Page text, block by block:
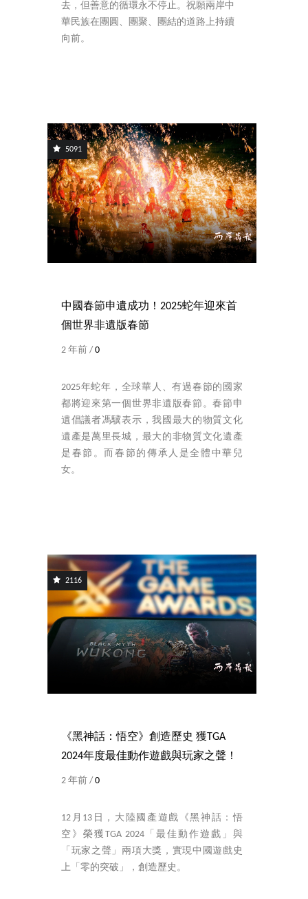
去，但善意的循環永不停止。祝願兩岸中
華民族在團圓、團聚、團結的道路上持續
向前。
5091
中國春節申遺成功！2025蛇年迎來首
個世界非遺版春節
2 年前 /0
2025年蛇年，全球華人、有過春節的國家
都將迎來第一個世界非遺版春節。春節申
遺倡議者馮驥表示，我國最大的物質文化
遺產是萬里長城，最大的非物質文化遺產
是春節。而春節的傳承人是全體中華兒
女。
2116
《黑神話：悟空》創造歷史 獲TGA
2024年度最佳動作遊戲與玩家之聲！
2 年前 / 0
12月13日，大陸國產遊戲《黑神話：悟
空》榮獲TGA 2024「最佳動作遊戲」與
「玩家之聲」兩項大獎，實現中國遊戲史
上「零的突破」，創造歷史。